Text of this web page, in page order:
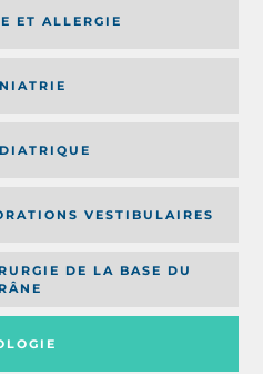
ET ALLERGIE
VESTIBULAIRES
DE LA BASE DU